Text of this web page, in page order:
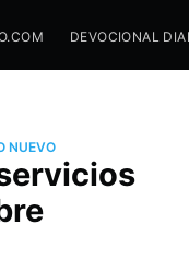
DEVOCIONAL
NUEVO